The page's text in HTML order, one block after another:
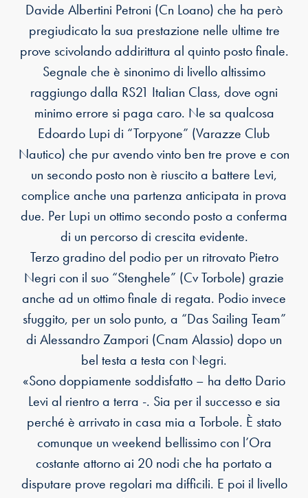
Davide Albertini Petroni (Cn Loano) che ha però
pregiudicato la sua prestazione nelle ultime tre
prove scivolando addirittura al quinto posto finale.
Segnale che è sinonimo di livello altissimo
raggiungo dalla RS21 Italian Class, dove ogni
minimo errore si paga caro. Ne sa qualcosa
Edoardo Lupi di “Torpyone” (Varazze Club
Nautico) che pur avendo vinto ben tre prove e con
un secondo posto non è riuscito a battere Levi,
complice anche una partenza anticipata in prova
due. Per Lupi un ottimo secondo posto a conferma
di un percorso di crescita evidente.
Terzo gradino del podio per un ritrovato Pietro
Negri con il suo “Stenghele” (Cv Torbole) grazie
anche ad un ottimo finale di regata. Podio invece
sfuggito, per un solo punto, a “Das Sailing Team”
di Alessandro Zampori (Cnam Alassio) dopo un
bel testa a testa con Negri.
«Sono doppiamente soddisfatto – ha detto Dario
Levi al rientro a terra -. Sia per il successo e sia
perché è arrivato in casa mia a Torbole. È stato
comunque un weekend bellissimo con l’Ora
costante attorno ai 20 nodi che ha portato a
disputare prove regolari ma difficili. E poi il livello